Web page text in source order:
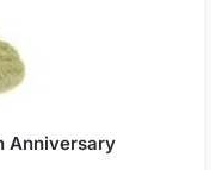
Anniversary